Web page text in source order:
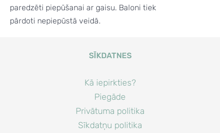
paredzēti piepūšanai ar gaisu. Baloni tiek
pārdoti nepiepūstā veidā.
SĪKDATNES
Kā iepirkties?
Piegāde
Privātuma politika
Sīkdatņu politika